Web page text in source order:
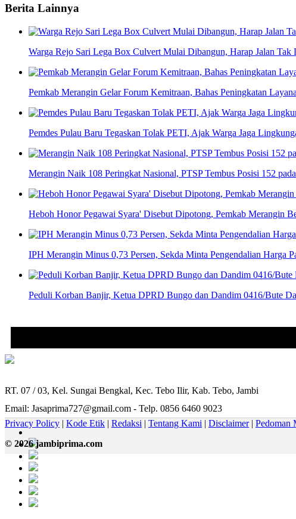
Berita Lainnya
Warga Rejo Sari Lega Box Culvert Mulai Dibangun, Harap Jalan Tak
Pemkab Merangin Gelar Forum Kemitraan, Bahas Peningkatan
Pemdes Pulau Baru Tegaskan Tolak PETI, Ajak Warga Jaga
Merangin Naik 108 Peringkat Nasional, PTSP Tembus Posisi 152
Heboh Honor Pegawai Syara' Disebut Dipotong, Pemkab Merangin
IPH Merangin Minus 0,73 Persen, Sekda Minta Pengendalian Harga
Peduli Korban Banjir, Ketua DPRD Bungo dan Dandim 0416/Bute
RT. 07 / 03, Kel. Sungai Bengkal, Kec. Tebo Ilir, Kab. Tebo, Jambi
Email: Jasaprima727@gmail.com - Telp. 0856 6460 9023
Privacy Policy | Kode Etik | Redaksi | Tentang Kami | Disclaimer| Pedoman
© 2026 jambiprima.com